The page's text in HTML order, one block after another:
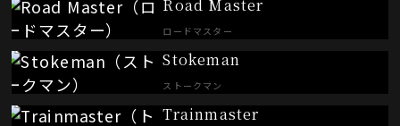
Road Master
ロードマスター
Stokeman
ストークマン
Trainmaster